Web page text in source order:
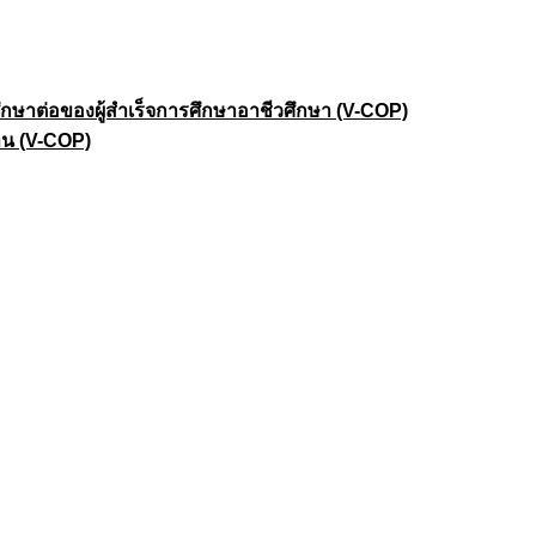
าต่อของผู้สำเร็จการศึกษาอาชีวศึกษา (V-COP)
(V-COP)